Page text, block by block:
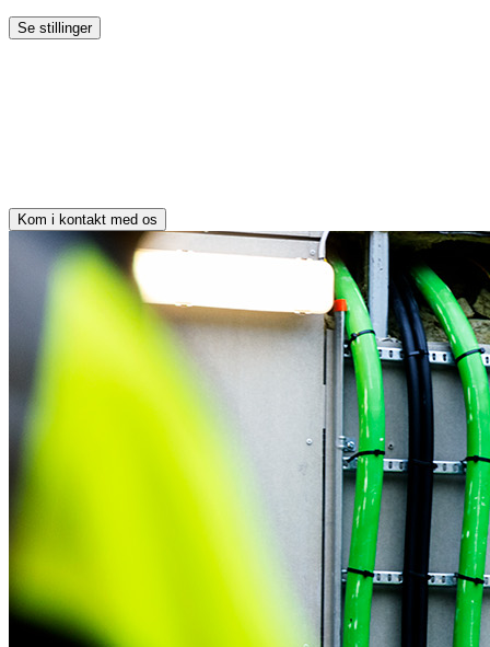
Se stillinger
Kom i kontakt med os